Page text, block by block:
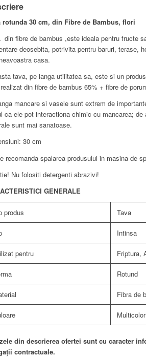
rotunda 30 cm, din Fibre de Bambus, flori
din fibre de bambus ,este ideala pentru fructe
deosebita, potrivita pentru baruri, terase,
casa.
tava, pe langa utilitatea sa, este si un
din fibre de bambus 65% + fibre de
mancare si vasele sunt extrem de
ca ele pot interactiona chimic cu mancarea;
sunt mai sanatoase.
30 cm
recomanda spalarea produsului in masina de
Nu folositi detergenti abrazivi!
GENERALE
produs Tava
Intinsa
pentru Friptura,
Rotund
Fibra de
Multicolor
din descrierea ofertei sunt cu caracter
contractuale.